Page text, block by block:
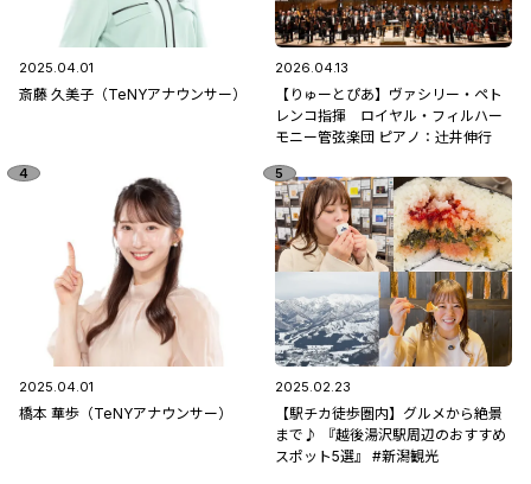
2025.04.01
斎藤 久美子（TeNYアナウンサー）
2026.04.13
【りゅーとぴあ】ヴァシリー・ペト
レンコ指揮 ロイヤル・フィルハー
モニー管弦楽団 ピアノ：辻󠄀井伸行
2025.04.01
橋本 華歩（TeNYアナウンサー）
2025.02.23
【駅チカ徒歩圏内】グルメから絶景
まで♪ 『越後湯沢駅周辺のおすすめ
スポット5選』 #新潟観光